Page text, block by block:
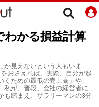
わかる損益計算
か見えないという人もいま
おさえれば、実際、自分が起
くための最低の売上高」や
私が、普段、会社の経営者に
も踏まえ、サラリーマンの3分